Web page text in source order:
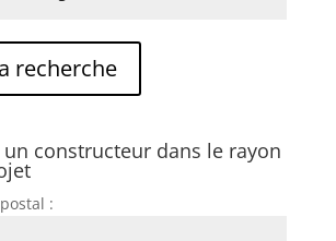
un constructeur dans le rayon
: